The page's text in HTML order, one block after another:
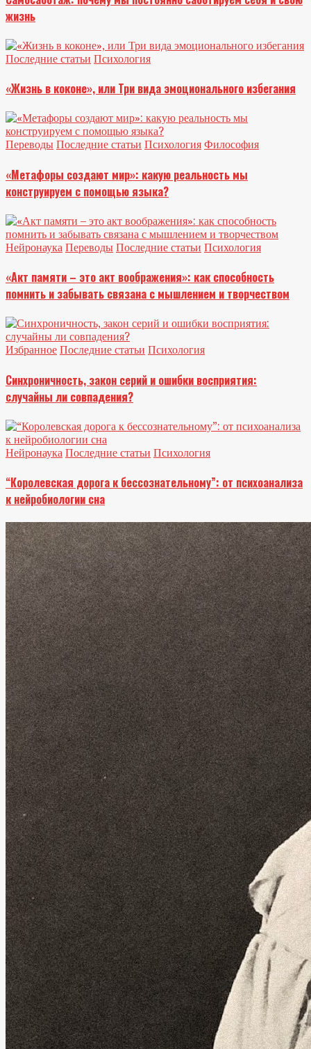
жизнь
Последние статьи Психология
«Жизнь в коконе», или Три вида эмоционального избегания
Переводы Последние статьи Психология Философия
«Метафоры создают мир»: какую реальность мы
конструируем с помощью языка?
Нейронаука Переводы Последние статьи Психология
«Акт памяти – это акт воображения»: как способность
помнить и забывать связана с мышлением и творчеством
Избранное Последние статьи Психология
Синхроничность, закон серий и ошибки восприятия:
случайны ли совпадения?
Нейронаука Последние статьи Психология
“Королевская дорога к бессознательному”: от психоанализа
к нейробиологии сна